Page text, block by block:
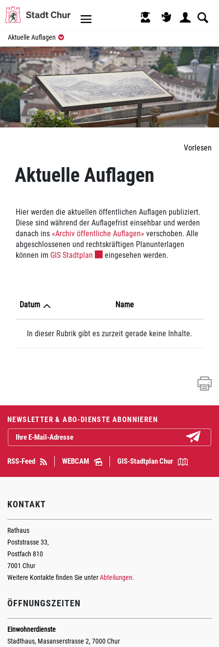
Kopfzeile
Aktuelle Auflagen (ausgewählt)
Vorlesen
Aktuelle Auflagen
Hier werden die aktuellen öffentlichen Auflagen publiziert.
Diese sind während der Auflagefrist einsehbar und werden
danach ins «Archiv öffentliche Auflagen» verschoben. Alle
abgeschlossenen und rechtskräftigen Planunterlagen
können im GIS Stadtplan Externer Link wird in einem neuen
eingesehen werden.
Datum Name
In dieser Rubrik gibt es zurzeit gerade keine Inhalte.
Fusszeile
NEWSLETTER & ABO-DIENSTE ABONNIEREN
RSS-Feed WEBCAM GIS-Stadtplan Chur
KONTAKT
Rathaus
Poststrasse 33,
Postfach 810
7001 Chur
Weitere Kontakte finden Sie unterAbteilungen.
ÖFFNUNGSZEITEN
Einwohnerdienste
Stadthaus, Masanserstrasse 2, 7000 Chur